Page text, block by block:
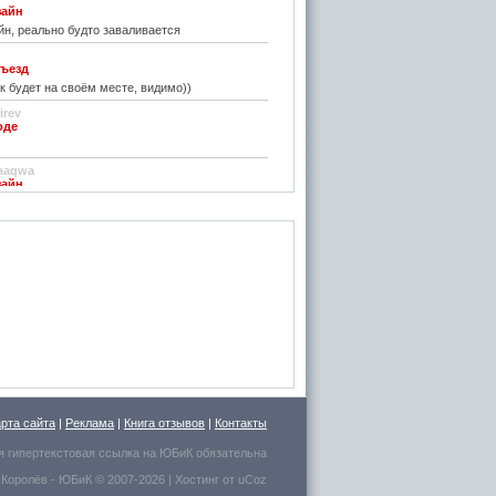
реально будто заваливается
будет на своём месте, видимо))
фото показалось, что это гриб в листьях
для сна выбрал.
сайта | Реклама | Книга отзывов | Контакты
ссылка на ЮБиК обязательна
- ЮБиК © 2007-2026 | Хостинг от uCoz